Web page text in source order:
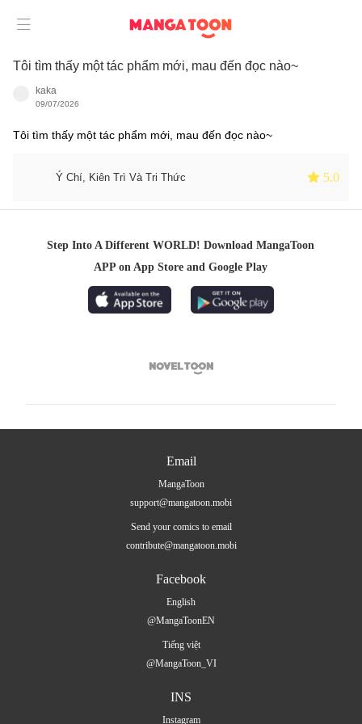

Tôi tìm thấy một tác phẩm mới, mau đến đọc nào~
kaka
09/07/2026
Tôi tìm thấy một tác phẩm mới, mau đến đọc nào~
Ý Chí, Kiên Trì Và Tri Thức  5.0
Step Into A Different WORLD! Download MangaToon
APP on App Store and Google Play

Email
MangaToon
support@mangatoon.mobi
Send your comics to email
contribute@mangatoon.mobi
Facebook
English
@MangaToonEN
Tiếng việt
@MangaToon_VI
INS
Instagram